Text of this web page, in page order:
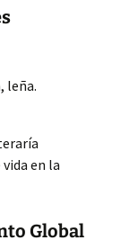
leña.
en la
Global